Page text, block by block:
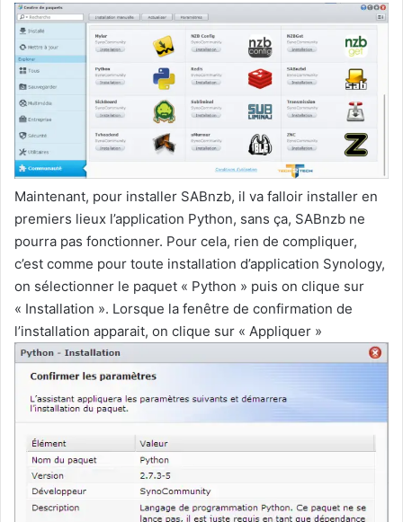
Maintenant, pour installer SABnzb, il va falloir installer en
premiers lieux l’application Python, sans ça, SABnzb ne
pourra pas fonctionner. Pour cela, rien de compliquer,
c’est comme pour toute installation d’application Synology,
on sélectionner le paquet « Python » puis on clique sur
« Installation ». Lorsque la fenêtre de confirmation de
l’installation apparait, on clique sur « Appliquer »